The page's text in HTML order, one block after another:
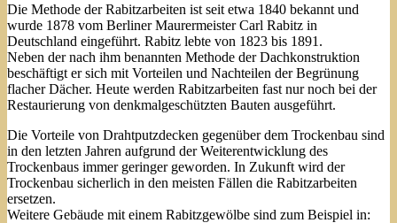
Die Methode der Rabitzarbeiten ist seit etwa 1840 bekannt und
wurde 1878 vom Berliner Maurermeister Carl Rabitz in
Deutschland eingeführt. Rabitz lebte von 1823 bis 1891.
Neben der nach ihm benannten Methode der Dachkonstruktion
beschäftigt er sich mit Vorteilen und Nachteilen der Begrünung
flacher Dächer. Heute werden Rabitzarbeiten fast nur noch bei der
Restaurierung von denkmalgeschützten Bauten ausgeführt.
Die Vorteile von Drahtputzdecken gegenüber dem Trockenbau sind
in den letzten Jahren aufgrund der Weiterentwicklung des
Trockenbaus immer geringer geworden. In Zukunft wird der
Trockenbau sicherlich in den meisten Fällen die Rabitzarbeiten
ersetzen.
Weitere Gebäude mit einem Rabitzgewölbe sind zum Beispiel in: